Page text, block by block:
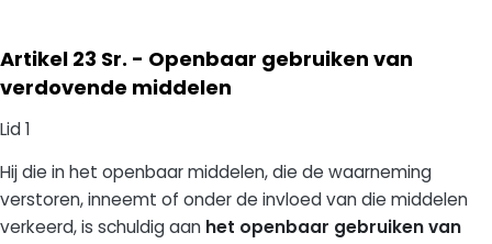
Artikel 23 Sr. - Openbaar gebruiken van
verdovende middelen
Lid 1
Hij die in het openbaar middelen, die de waarneming
verstoren, inneemt of onder de invloed van die middelen
verkeerd, is schuldig aan het openbaar gebruiken van